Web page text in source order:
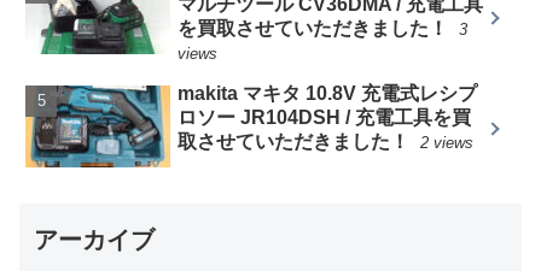
を買取させていただきました！
3
views
makita マキタ 10.8V 充電式レシプ
ロソー JR104DSH / 充電工具を買
取させていただきました！
2 views
アーカイブ